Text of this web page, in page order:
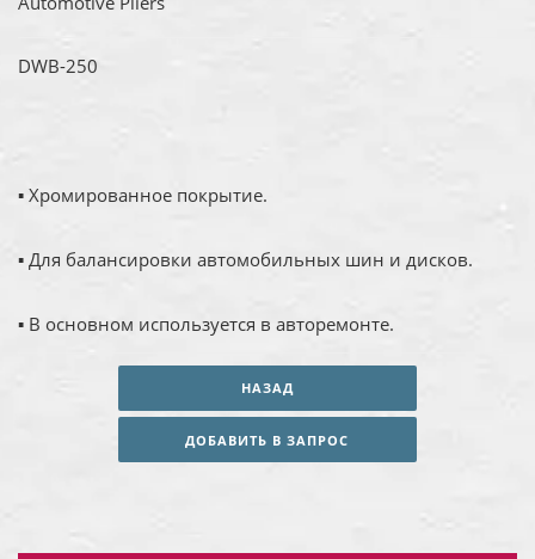
DWB-250
▪ Хромированное покрытие.
▪ Для балансировки автомобильных шин и дисков.
▪ В основном используется в авторемонте.
НАЗАД
ДОБАВИТЬ В ЗАПРОС